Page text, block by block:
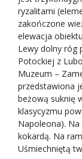
ryzalitami
zakończone
elewacja
Lewy dolny róg
Potockiej z
Muzeum –
przedstawiona
beżową suknię
klasycyzmu
Napoleona).
kokardą. Na
Uśmiechniętą